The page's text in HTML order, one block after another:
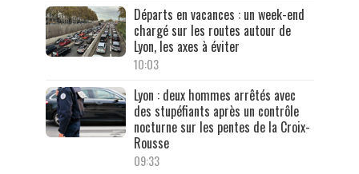
Départs en vacances : un week-end
chargé sur les routes autour de
Lyon, les axes à éviter
10:03
Lyon : deux hommes arrêtés avec
des stupéfiants après un contrôle
nocturne sur les pentes de la Croix-
Rousse
09:33